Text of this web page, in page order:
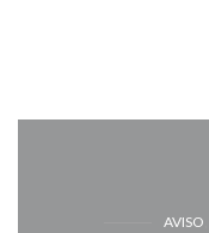
AVISO